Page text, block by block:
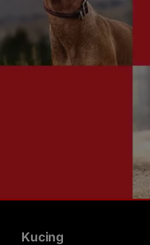
Kucing